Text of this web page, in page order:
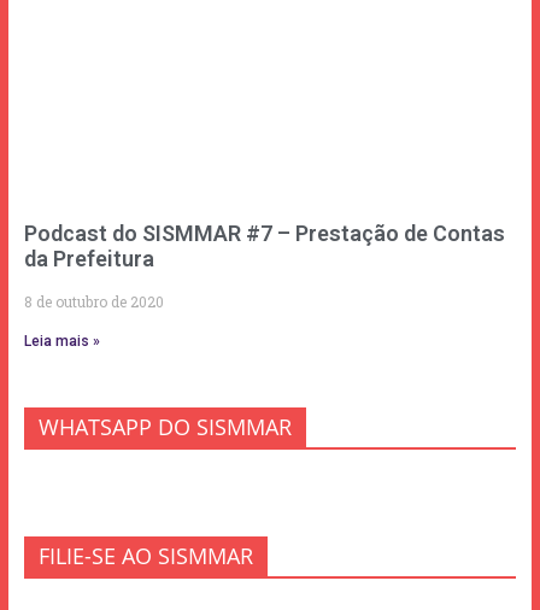
Podcast do SISMMAR #7 – Prestação de Contas
da Prefeitura
8 de outubro de 2020
Leia mais »
WHATSAPP DO SISMMAR
FILIE-SE AO SISMMAR